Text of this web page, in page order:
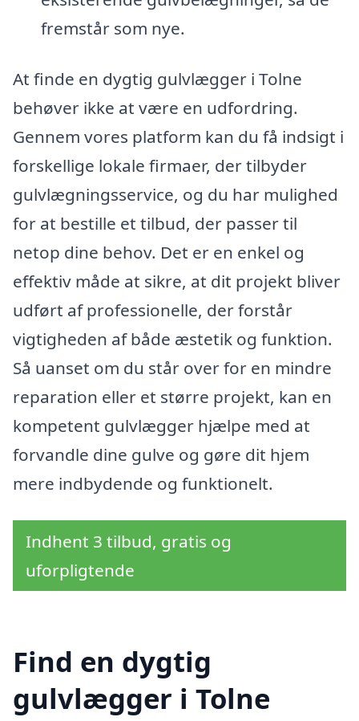
fremstår som nye.
At finde en dygtig gulvlægger i Tolne
behøver ikke at være en udfordring.
Gennem vores platform kan du få indsigt i
forskellige lokale firmaer, der tilbyder
gulvlægningsservice, og du har mulighed
for at bestille et tilbud, der passer til
netop dine behov. Det er en enkel og
effektiv måde at sikre, at dit projekt bliver
udført af professionelle, der forstår
vigtigheden af både æstetik og funktion.
Så uanset om du står over for en mindre
reparation eller et større projekt, kan en
kompetent gulvlægger hjælpe med at
forvandle dine gulve og gøre dit hjem
mere indbydende og funktionelt.
Indhent 3 tilbud, gratis og
uforpligtende
Find en dygtig
gulvlægger i Tolne